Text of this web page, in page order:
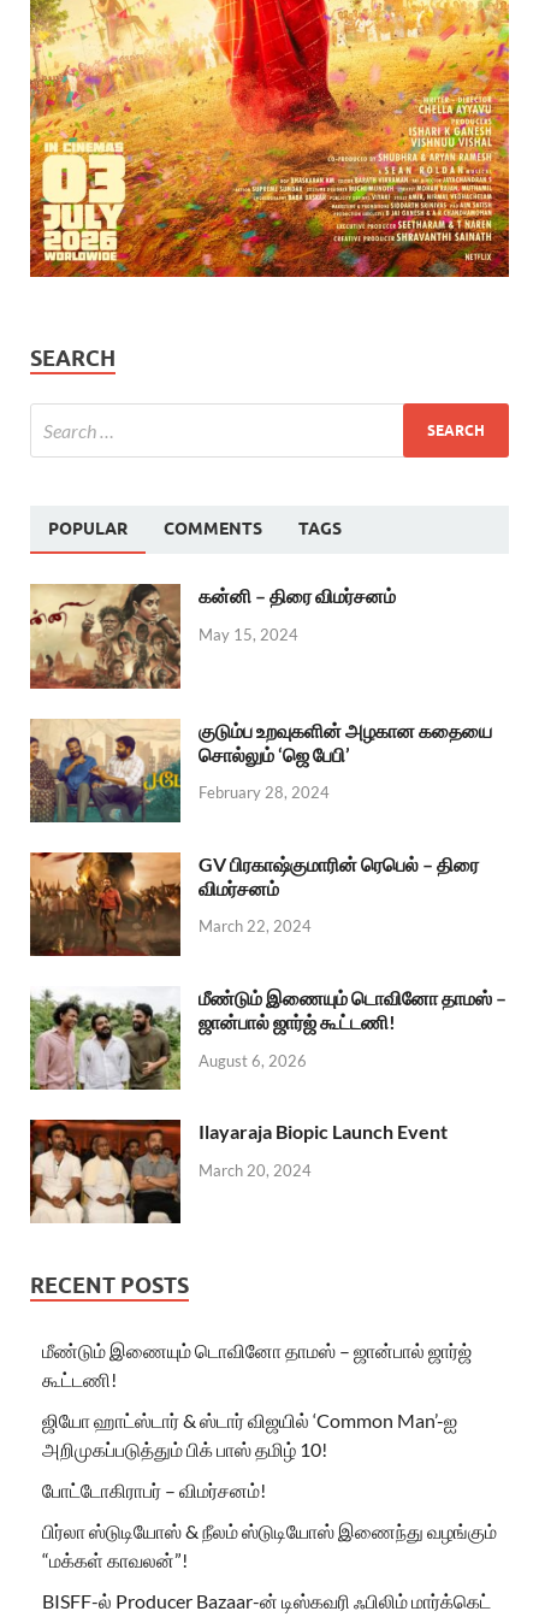
SEARCH
POPULAR COMMENTS TAGS
கன்னி – திரை விமர்சனம்
May 15, 2024
குடும்ப உறவுகளின் அழகான கதையை
சொல்லும் ‘ஜெ பேபி’
February 28, 2024
GV பிரகாஷ்குமாரின் ரெபெல் – திரை
விமர்சனம்
March 22, 2024
மீண்டும் இணையும் டொவினோ தாமஸ் –
ஜான்பால் ஜார்ஜ் கூட்டணி!
August 6, 2026
Ilayaraja Biopic Launch Event
March 20, 2024
RECENT POSTS
மீண்டும் இணையும் டொவினோ தாமஸ் – ஜான்பால் ஜார்ஜ்
கூட்டணி!
ஜியோ ஹாட்ஸ்டார் & ஸ்டார் விஜயில் ‘Common Man’-ஐ
அறிமுகப்படுத்தும் பிக் பாஸ் தமிழ் 10!
போட்டோகிராபர் – விமர்சனம்!
பிர்லா ஸ்டுடியோஸ் & நீலம் ஸ்டுடியோஸ் இணைந்து வழங்கும்
“மக்கள் காவலன்”!
BISFF-ல் Producer Bazaar-ன் டிஸ்கவரி ஃபிலிம் மார்க்கெட்